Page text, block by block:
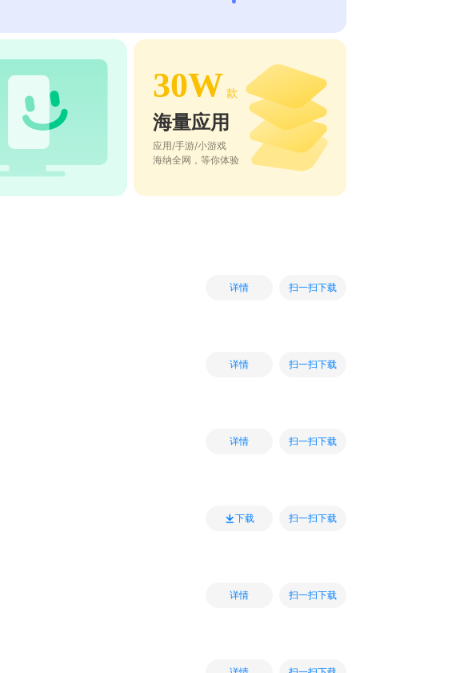
30W 款
海量应用
应用/手游/小游戏
海纳全网，等你体验
详情 扫一扫下载
详情 扫一扫下载
详情 扫一扫下载
下载 扫一扫下载
详情 扫一扫下载